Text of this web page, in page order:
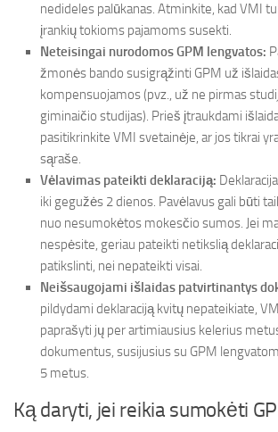
nedideles palūkanas. Atminkite, kad VMI
įrankių tokioms pajamoms susekti.
Neteisingai nurodomos GPM lengvatos:
žmonės bando susigrąžinti GPM už
kompensuojamos (pvz., už ne pirmas
giminaičio studijas). Prieš įtraukdami
pasitikrinkite VMI svetainėje, ar jos tikrai
sąraše.
Vėlavimas pateikti deklaraciją:
iki gegužės 2 dienos. Pavėlavus gali būti
nuo nesumokėtos mokesčio sumos. Jei
nespėsite, geriau pateikti netikslią
patikslinti, nei nepateikti visai.
Neišsaugojami išlaidas patvirtinantys
pildydami deklaraciją kvitų nepateikiate,
paprašyti jų per artimiausius kelerius
dokumentus, susijusius su GPM
5 metus.
Ką daryti, jei reikia sumokėti